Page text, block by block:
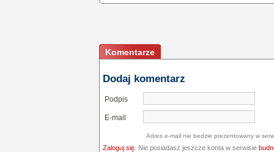
Komentarze
Dodaj komentarz
Podpis
E-mail
Adres e-mail nie bedzie prezentowany w
Zaloguj się . Nie posiadasz jeszcze konta w serwisie